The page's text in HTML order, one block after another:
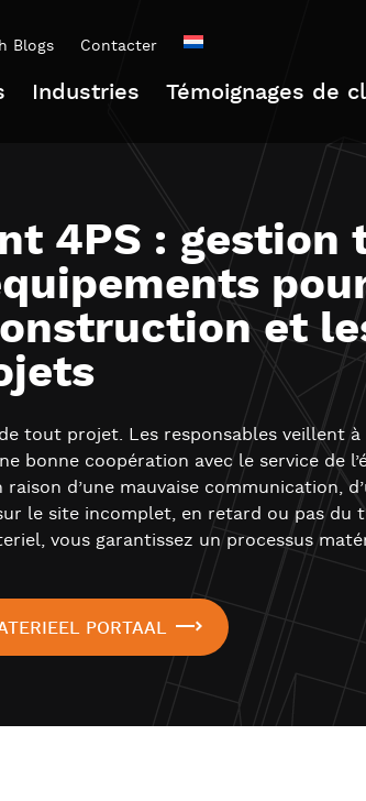
Blogs Contacter
Industries Témoignages de
4PS : gestion
et
tout projet. Les responsables veillent à
bonne coopération avec le service de
d’une mauvaise communication,
le site incomplet, en retard ou pas
vous garantissez un processus
PORTAAL